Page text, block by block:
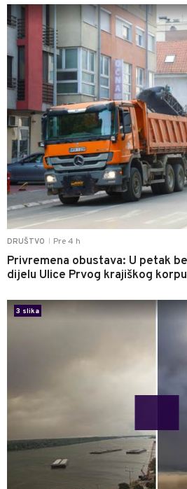
DRUŠTVO Pre 4 h
Privremena obustava: U petak
dijelu Ulice Prvog krajiškog
3 slika